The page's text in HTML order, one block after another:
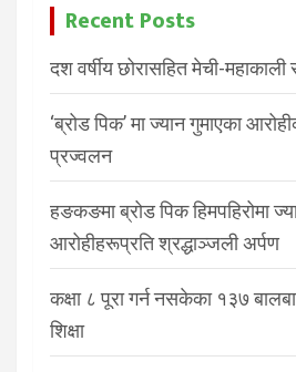
Recent Posts
दश वर्षीय छोरासहित मेची-
‘ब्रोड पिक’ मा ज्यान गुमाएका
प्रज्वलन
हङकङमा ब्रोड पिक हिमपहिरोमा
आरोहीहरूप्रति श्रद्धाञ्जली अर्पण
कक्षा ८ पूरा गर्न नसकेका १३७
शिक्षा